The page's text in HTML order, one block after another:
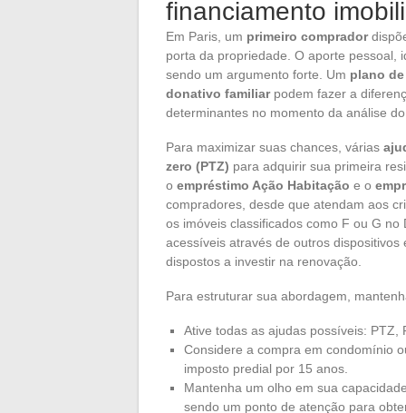
financiamento
Em Paris, um primeiro comprador
porta da propriedade. O aporte pessoal,
sendo um argumento forte. Um plano
donativo familiarpodem fazer a
determinantes no momento da análise
Para maximizar suas chances, várias
zero (PTZ) para adquirir sua primeira
o empréstimo Ação Habitação e o
compradores, desde que atendam aos
os imóveis classificados como F ou G
acessíveis através de outros
dispostos a investir na renovação.
Para estruturar sua abordagem,
Ative todas as ajudas possíveis: PTZ,
Considere a compra em condomínio
imposto predial por 15 anos.
Mantenha um olho em sua
sendo um ponto de atenção para